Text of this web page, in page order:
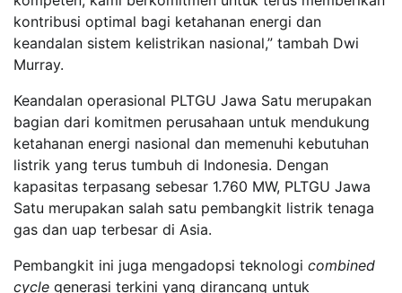
kontribusi optimal bagi ketahanan energi dan
keandalan sistem kelistrikan nasional,” tambah Dwi
Murray.
Keandalan operasional PLTGU Jawa Satu merupakan
bagian dari komitmen perusahaan untuk mendukung
ketahanan energi nasional dan memenuhi kebutuhan
listrik yang terus tumbuh di Indonesia. Dengan
kapasitas terpasang sebesar 1.760 MW, PLTGU Jawa
Satu merupakan salah satu pembangkit listrik tenaga
gas dan uap terbesar di Asia.
Pembangkit ini juga mengadopsi teknologi combined
cycle generasi terkini yang dirancang untuk